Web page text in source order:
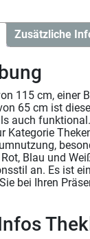
Zusätzliche
115 cm, einer
65 cm ist
auch
Kategorie
Blau und
an. Es ist
bei Ihren